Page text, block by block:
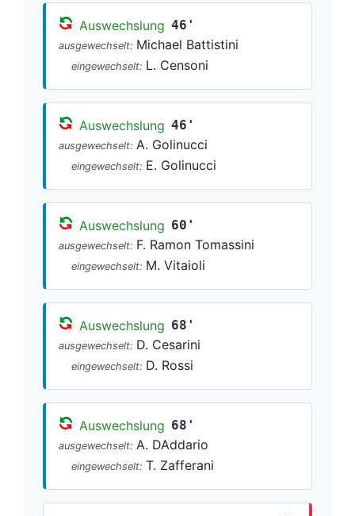
Auswechslung 46'
ausgewechselt: Michael Battistini
eingewechselt: L. Censoni
Auswechslung 46'
ausgewechselt: A. Golinucci
eingewechselt: E. Golinucci
Auswechslung 60'
ausgewechselt: F. Ramon Tomassini
eingewechselt: M. Vitaioli
Auswechslung 68'
ausgewechselt: D. Cesarini
eingewechselt: D. Rossi
Auswechslung 68'
ausgewechselt: A. DAddario
eingewechselt: T. Zafferani